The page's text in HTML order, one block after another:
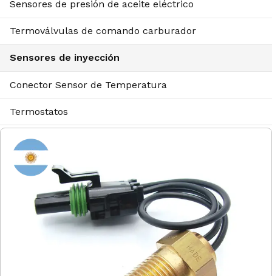
Sensores de presión de aceite eléctrico
Termoválvulas de comando carburador
Sensores de inyección
Conector Sensor de Temperatura
Termostatos